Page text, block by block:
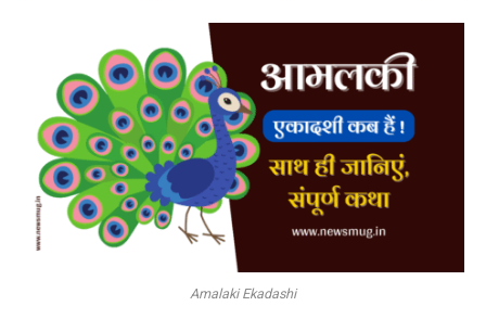
Amalaki Ekadashi